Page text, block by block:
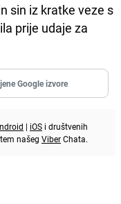
sin iz kratke veze s
prije udaje za
Google izvore
| iOS i društvenih
našeg ViberChata.